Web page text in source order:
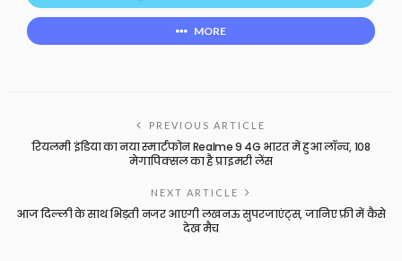
MORE
PREVIOUS ARTICLE
रियलमी इंडिया का नया स्मार्टफोन Realme 9 4G भारत में हुआ लॉन्च, 108
मेगापिक्सल का है प्राइमरी लेंस
NEXT ARTICLE
आज दिल्ली के साथ भिड़ती नजर आएगी लखनऊ सुपरजाएंट्स, जानिए फ्री में कैसे
देख मैच